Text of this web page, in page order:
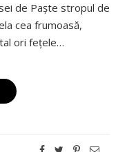
de Paşte stropul de
cea frumoasă,
ori feţele…